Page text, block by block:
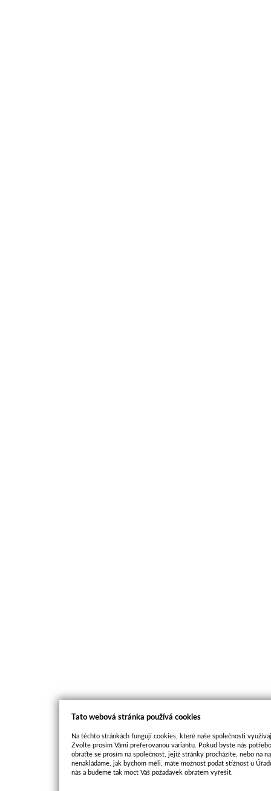
Tato webová stránka používá cookies
Na těchto stránkách fungují cookies, které naše společnosti
Zvolte prosím Vámi preferovanou variantu. Pokud byste nás
obraťte se prosím na společnost, jejíž stránky procházíte, nebo na
nenakládáme, jak bychom měli, máte možnost podat stížnost u
nás a budeme tak moct Váš požadavek obratem vyřešit.